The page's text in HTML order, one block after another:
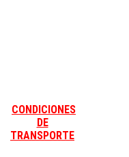
CONDICIONES
DE
TRANSPORTE